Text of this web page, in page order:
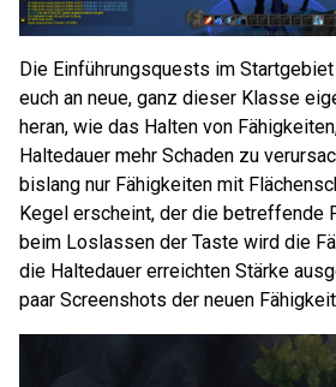
Die Einführungsquests im
euch an neue, ganz dieser Klasse
heran, wie das Halten von
Haltedauer mehr Schaden zu
bislang nur Fähigkeiten mit
Kegel erscheint, der die betreffende
beim Loslassen der Taste wird die
die Haltedauer erreichten Stärke
paar Screenshots der neuen